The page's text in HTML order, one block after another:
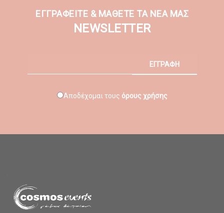
ΕΓΓΡΑΦΕΙΤΕ & ΜΑΘΕΤΕ ΤΑ ΝΕΑ ΜΑΣ
NEWSLETTER
ΕΓΓΡΑΦΗ
Αποδέχομαι τους όρους χρήσης